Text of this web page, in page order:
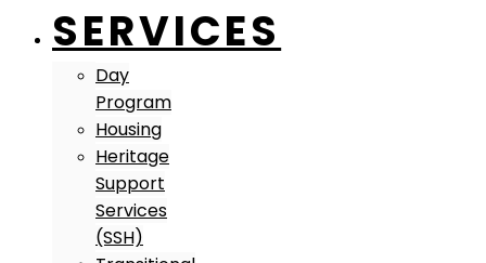
SERVICES
Day
Program
Housing
Heritage
Support
Services
(SSH)